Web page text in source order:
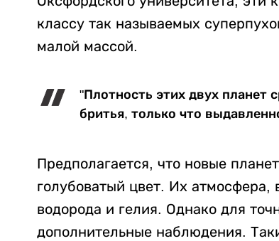
классу так называемых
малой массой.
"Плотность этих двух планет
бритья, только что
Предполагается, что новые
голубоватый цвет. Их атмосфера,
водорода и гелия. Однако для
дополнительные наблюдения.